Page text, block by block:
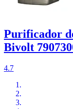
Purificador
Bivolt
4.7